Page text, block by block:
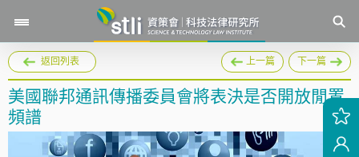
返回列表 上一篇 下一篇
美國聯邦通訊傳播委員會將表決是否開放閒置
頻譜